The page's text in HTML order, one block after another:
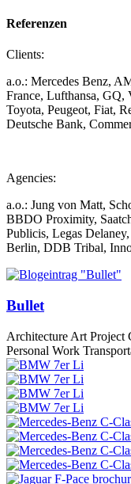
Referenzen
Clients:
a.o.: Mercedes Benz,
France, Lufthansa,
Toyota, Peugeot, Fiat,
Deutsche Bank,
Agencies:
a.o.: Jung von Matt,
BBDO Proximity,
Publicis, Legas
Berlin, DDB Tribal,
Bullet
Architecture Art Project
Personal Work